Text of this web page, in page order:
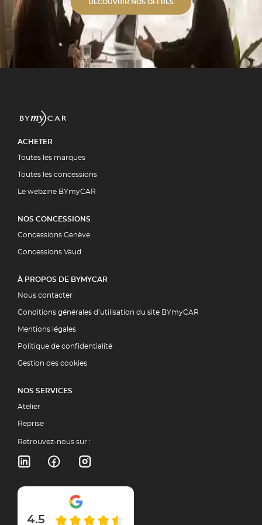
alu unies ou bi-ton. ✓
Polissage professionnel et
✓ Expertise
par la quasi-totalité des
DÉCOUVRIR NOS OFFRES
ACHETER
Toutes les marques
Toutes les concessions
Le webzine BYmyCAR
NOS CONCESSIONS
Concessions Genève
Concessions Vaud
À PROPOS DE BYMYCAR
Nous contacter
Conditions générales d’utilisation du site BYmyCAR
Mentions légales
Politique de confidentialité
Gestion des cookies
NOS SERVICES
Atelier
Reprise
Retrouvez-nous sur :
4.5